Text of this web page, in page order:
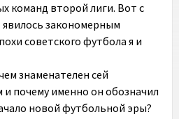
команд второй лиги. Вот с
закономерным
советского футбола я и
знаменателен сей
почему именно он обозначил
новой футбольной эры?